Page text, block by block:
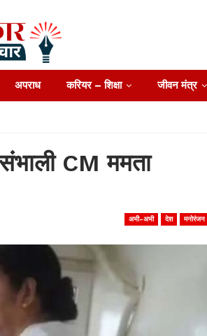
अपराध करियर – शिक्षा जीवन मंत्र
CM ममता
अभी-अभी देश मनोरंजन